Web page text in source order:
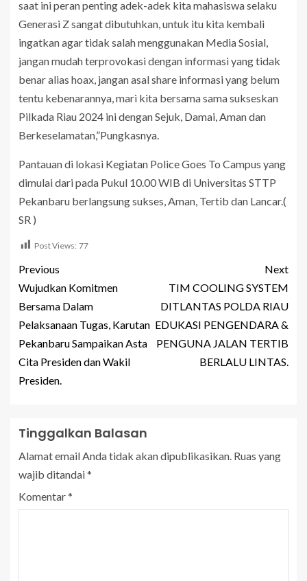
saat ini peran penting adek-adek kita mahasiswa selaku
Generasi Z sangat dibutuhkan, untuk itu kita kembali
ingatkan agar tidak salah menggunakan Media Sosial,
jangan mudah terprovokasi dengan informasi yang tidak
benar alias hoax, jangan asal share informasi yang belum
tentu kebenarannya, mari kita bersama sama sukseskan
Pilkada Riau 2024 ini dengan Sejuk, Damai, Aman dan
Berkeselamatan,”Pungkasnya.
Pantauan di lokasi Kegiatan Police Goes To Campus yang
dimulai dari pada Pukul 10.00 WIB di Universitas STTP
Pekanbaru berlangsung sukses, Aman, Tertib dan Lancar.(
SR )
Post Views: 77
Previous
Wujudkan Komitmen
Bersama Dalam
Pelaksanaan Tugas, Karutan
Pekanbaru Sampaikan Asta
Cita Presiden dan Wakil
Presiden.
Next
TIM COOLING SYSTEM
DITLANTAS POLDA RIAU
EDUKASI PENGENDARA &
PENGUNA JALAN TERTIB
BERLALU LINTAS.
Tinggalkan Balasan
Alamat email Anda tidak akan dipublikasikan. Ruas yang
wajib ditandai*
Komentar*